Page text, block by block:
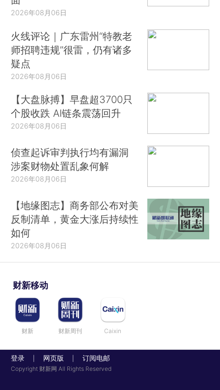
2026年08月06日
火线评论｜广东雷州“特教老
师招聘违规”很雷，仍有诸多
疑点
2026年08月06日
【大盘脉搏】早盘超3700只
个股收跌 AI链条震荡回升
2026年08月06日
侦查起诉审判执行均有漏洞
涉案财物处置乱象何解
2026年08月06日
【地缘图志】商务部公布对美
反制清单，黄金大涨后持续性
如何
2026年08月06日
财新移动
财新 财新周刊 Caixin
登录 网页版 订阅电邮
Copyright 财新网 All Rights Reserved